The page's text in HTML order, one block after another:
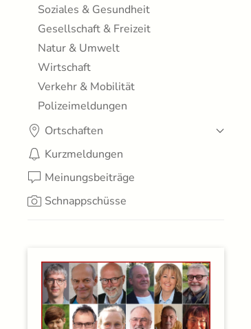
Soziales & Gesundheit
Gesellschaft & Freizeit
Natur & Umwelt
Wirtschaft
Verkehr & Mobilität
Polizeimeldungen
Ortschaften
Kurzmeldungen
Meinungsbeiträge
Schnappschüsse